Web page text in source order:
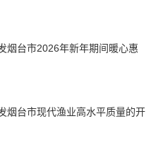
台市2026年新年期间暖心惠
台市现代渔业高水平质量的开